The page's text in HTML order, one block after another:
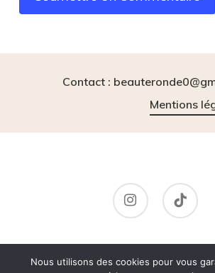
Contact :
Mentions
instagram tiktok
© 2026 BeauteRonde.
Nous utilisons des cookies pour vous